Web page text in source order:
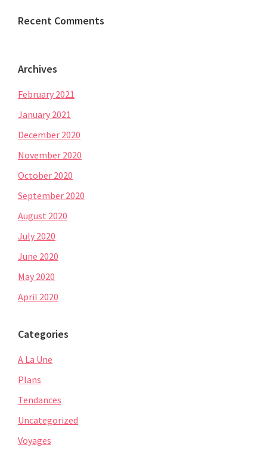
Recent Comments
Archives
February 2021
January 2021
December 2020
November 2020
October 2020
September 2020
August 2020
July 2020
June 2020
May 2020
April 2020
Categories
A La Une
Plans
Tendances
Uncategorized
Voyages